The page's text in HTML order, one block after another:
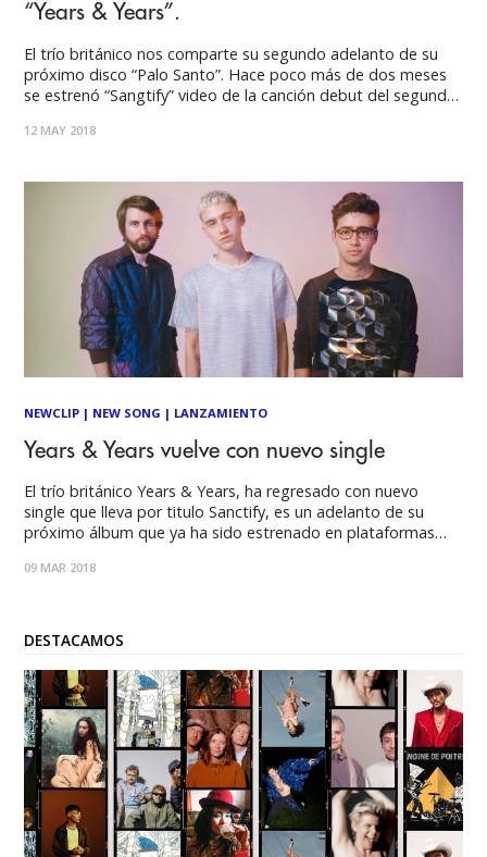
“Years & Years”.
El trío británico nos comparte su segundo adelanto de su
próximo disco “Palo Santo”. Hace poco más de dos meses
se estrenó “Sangtify” video de la canción debut del segundo
introducían a “Palo Santo” como un disco que hace
12 MAY 2018
NEWCLIP | NEW SONG | LANZAMIENTO
Years & Years vuelve con nuevo single
El trío británico Years & Years, ha regresado con nuevo
single que lleva por titulo Sanctify, es un adelanto de su
próximo álbum que ya ha sido estrenado en plataformas
un videoclip que podrás ver a continuación:
09 MAR 2018
DESTACAMOS